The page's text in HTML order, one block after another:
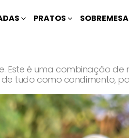
PRATOS
Este é uma combinação
tudo como condimento,